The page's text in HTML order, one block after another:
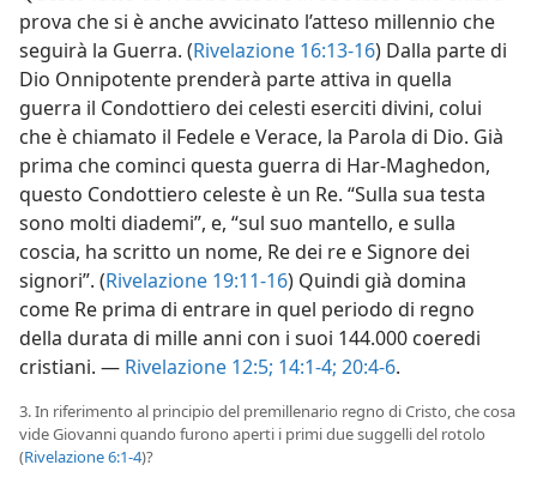
prova che si è anche avvicinato l’atteso millennio che
seguirà la Guerra. (Rivelazione 16:13-16) Dalla parte di
Dio Onnipotente prenderà parte attiva in quella
guerra il Condottiero dei celesti eserciti divini, colui
che è chiamato il Fedele e Verace, la Parola di Dio. Già
prima che cominci questa guerra di Har-Maghedon,
questo Condottiero celeste è un Re. “Sulla sua testa
sono molti diademi”, e, “sul suo mantello, e sulla
coscia, ha scritto un nome, Re dei re e Signore dei
signori”. (Rivelazione 19:11-16) Quindi già domina
come Re prima di entrare in quel periodo di regno
della durata di mille anni con i suoi 144.000 coeredi
cristiani. — Rivelazione 12:5; 14:1-4; 20:4-6.
3. In riferimento al principio del premillenario regno di Cristo, che cosa
vide Giovanni quando furono aperti i primi due suggelli del rotolo
(Rivelazione 6:1-4)?